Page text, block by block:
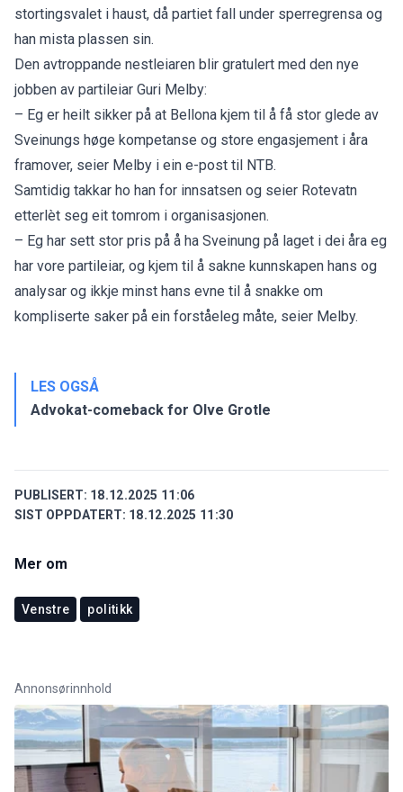
stortingsvalet i haust, då partiet fall under sperregrensa og
han mista plassen sin.
Den avtroppande nestleiaren blir gratulert med den nye
jobben av partileiar Guri Melby:
– Eg er heilt sikker på at Bellona kjem til å få stor glede av
Sveinungs høge kompetanse og store engasjement i åra
framover, seier Melby i ein e-post til NTB.
Samtidig takkar ho han for innsatsen og seier Rotevatn
etterlèt seg eit tomrom i organisasjonen.
– Eg har sett stor pris på å ha Sveinung på laget i dei åra eg
har vore partileiar, og kjem til å sakne kunnskapen hans og
analysar og ikkje minst hans evne til å snakke om
kompliserte saker på ein forståeleg måte, seier Melby.
LES OGSÅ
Advokat-comeback for Olve Grotle
PUBLISERT: 18.12.2025 11:06
SIST OPPDATERT: 18.12.2025 11:30
Mer om
Venstre politikk
Annonsørinnhold